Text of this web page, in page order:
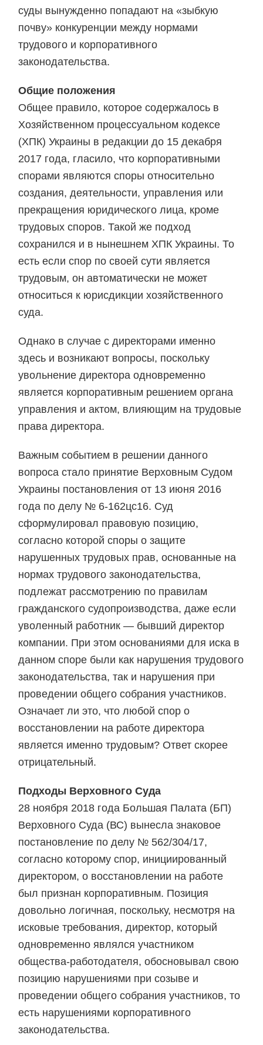
суды вынужденно попадают на «зыбкую
почву» конкуренции между нормами
трудового и корпоративного
законодательства.
Общие положения
Общее правило, которое содержалось в
Хозяйственном процессуальном кодексе
(ХПК) Украины в редакции до 15 декабря
2017 года, гласило, что корпоративными
спорами являются споры относительно
создания, деятельности, управления или
прекращения юридического лица, кроме
трудовых споров. Такой же подход
сохранился и в нынешнем ХПК Украины. То
есть если спор по своей сути является
трудовым, он автоматически не может
относиться к юрисдикции хозяйственного
суда.
Однако в случае с директорами именно
здесь и возникают вопросы, поскольку
увольнение директора одновременно
является корпоративным решением органа
управления и актом, влияющим на трудовые
права директора.
Важным событием в решении данного
вопроса стало принятие Верховным Судом
Украины постановления от 13 июня 2016
года по делу № 6-162цс16. Суд
сформулировал правовую позицию,
согласно которой споры о защите
нарушенных трудовых прав, основанные на
нормах трудового законодательства,
подлежат рассмотрению по правилам
гражданского судопроизводства, даже если
уволенный работник — бывший директор
компании. При этом основаниями для иска в
данном споре были как нарушения трудового
законодательства, так и нарушения при
проведении общего собрания участников.
Означает ли это, что любой спор о
восстановлении на работе директора
является именно трудовым? Ответ скорее
отрицательный.
Подходы Верховного Суда
28 ноября 2018 года Большая Палата (БП)
Верховного Суда (ВС) вынесла знаковое
постановление по делу № 562/304/17,
согласно которому спор, инициированный
директором, о восстановлении на работе
был признан корпоративным. Позиция
довольно логичная, поскольку, несмотря на
исковые требования, директор, который
одновременно являлся участником
общества-работодателя, обосновывал свою
позицию нарушениями при созыве и
проведении общего собрания участников, то
есть нарушениями корпоративного
законодательства.